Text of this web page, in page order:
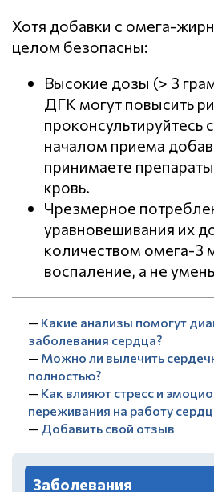
Хотя добавки с омега-
целом безопасны:
Высокие дозы (> 3
ДГК могут повысить
проконсультируйтесь
началом приема
принимаете
кровь.
Чрезмерное
уравновешивания их
количеством омега-3
воспаление, а не
— Какие анализы помогут
заболевания сердца?
— Можно ли вылечить
полностью?
— Как влияют стресс и
переживания на работу
— Добавить свой отзыв
Заболевания